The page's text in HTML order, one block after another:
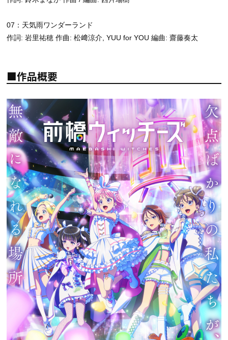
07：天気雨ワンダーランド
作詞: 岩里祐穂 作曲: 松﨑涼介, YUU for YOU 編曲: 齋藤奏太
■作品概要